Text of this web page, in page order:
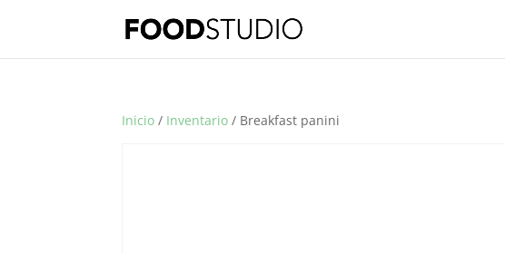
Inicio / Inventario / Breakfast panini